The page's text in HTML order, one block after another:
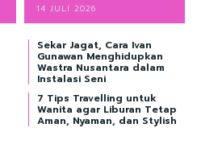
14 JULI 2026
Sekar Jagat, Cara Ivan
Gunawan Menghidupkan
Wastra Nusantara dalam
Instalasi Seni
7 Tips Travelling untuk
Wanita agar Liburan Tetap
Aman, Nyaman, dan Stylish